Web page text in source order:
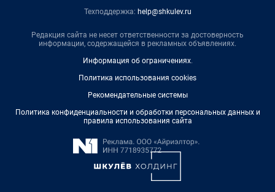
Техподдержка: help@shkulev.ru
Редакция сайта не несет ответственности за достоверность
информации, содержащейся в рекламных объявлениях.
Информация об ограничениях.
Политика использования cookies
Рекомендательные системы
Политика конфиденциальности и обработки персональных данных и
правила использования сайта